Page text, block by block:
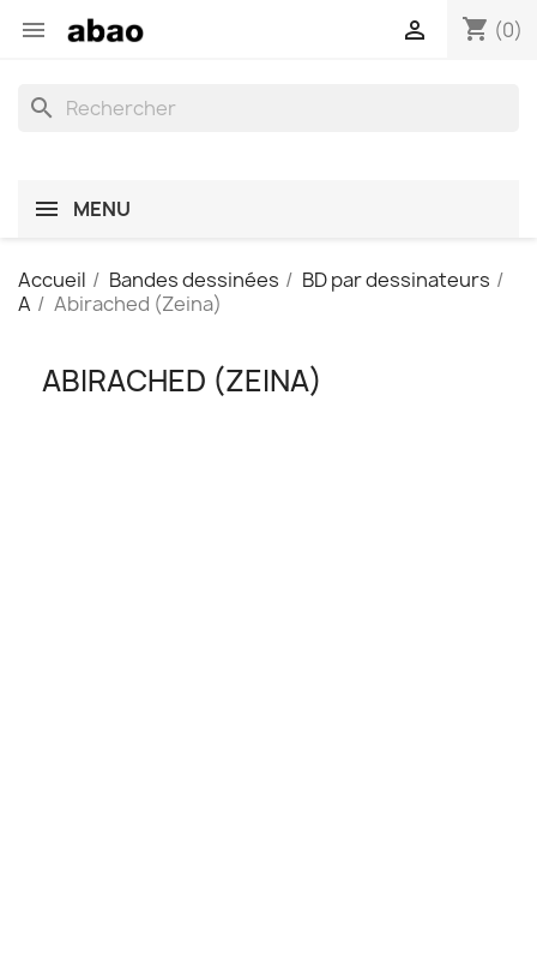
 shopping_cart (0)

search
MENU
Accueil Bandes dessinées
BD par dessinateurs
A
Abirached (Zeina)
ABIRACHED (ZEINA)